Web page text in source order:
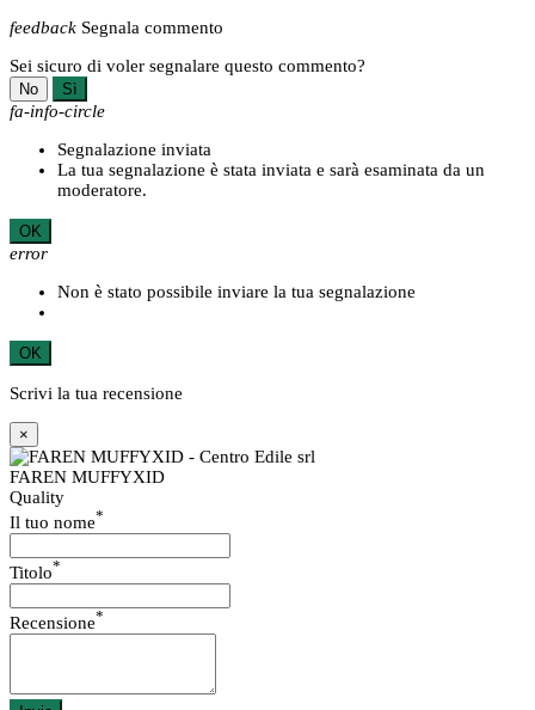
feedback Segnala commento
Sei sicuro di voler segnalare questo commento?
No Sì
fa-info-circle
Segnalazione inviata
La tua segnalazione è stata inviata e sarà esaminata da un
moderatore.
OK
error
Non è stato possibile inviare la tua segnalazione
OK
Scrivi la tua recensione
×
FAREN MUFFYXID
Quality
Il tuo nome*
Titolo*
Recensione*